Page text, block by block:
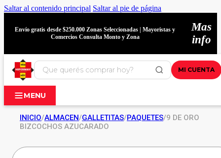
Saltar al contenido principal Saltar al pie de página
Envío gratis desde $250.000 Zonas Seleccionadas | Mayoristas y
Comercios Consulta Monto y Zona
Mas
info
MI CUENTA
MENU
INICIO/ALMACEN/GALLETITAS/PAQUETES/9 DE ORO
BIZCOCHOS AZUCARADO